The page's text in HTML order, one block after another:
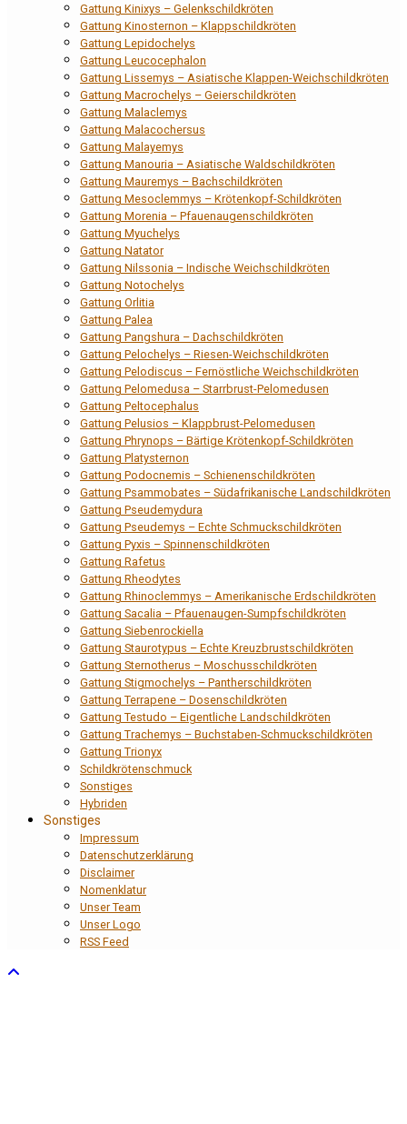
Gattung Kinixys – Gelenkschildkröten
Gattung Kinosternon – Klappschildkröten
Gattung Lepidochelys
Gattung Leucocephalon
Gattung Lissemys – Asiatische Klappen-Weichschildkröten
Gattung Macrochelys – Geierschildkröten
Gattung Malaclemys
Gattung Malacochersus
Gattung Malayemys
Gattung Manouria – Asiatische Waldschildkröten
Gattung Mauremys – Bachschildkröten
Gattung Mesoclemmys – Krötenkopf-Schildkröten
Gattung Morenia – Pfauenaugenschildkröten
Gattung Myuchelys
Gattung Natator
Gattung Nilssonia – Indische Weichschildkröten
Gattung Notochelys
Gattung Orlitia
Gattung Palea
Gattung Pangshura – Dachschildkröten
Gattung Pelochelys – Riesen-Weichschildkröten
Gattung Pelodiscus – Fernöstliche Weichschildkröten
Gattung Pelomedusa – Starrbrust-Pelomedusen
Gattung Peltocephalus
Gattung Pelusios – Klappbrust-Pelomedusen
Gattung Phrynops – Bärtige Krötenkopf-Schildkröten
Gattung Platysternon
Gattung Podocnemis – Schienenschildkröten
Gattung Psammobates – Südafrikanische Landschildkröten
Gattung Pseudemydura
Gattung Pseudemys – Echte Schmuckschildkröten
Gattung Pyxis – Spinnenschildkröten
Gattung Rafetus
Gattung Rheodytes
Gattung Rhinoclemmys – Amerikanische Erdschildkröten
Gattung Sacalia – Pfauenaugen-Sumpfschildkröten
Gattung Siebenrockiella
Gattung Staurotypus – Echte Kreuzbrustschildkröten
Gattung Sternotherus – Moschusschildkröten
Gattung Stigmochelys – Pantherschildkröten
Gattung Terrapene – Dosenschildkröten
Gattung Testudo – Eigentliche Landschildkröten
Gattung Trachemys – Buchstaben-Schmuckschildkröten
Gattung Trionyx
Schildkrötenschmuck
Sonstiges
Hybriden
Sonstiges
Impressum
Datenschutzerklärung
Disclaimer
Nomenklatur
Unser Team
Unser Logo
RSS Feed